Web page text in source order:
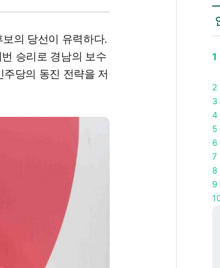
의 당선이 유력하다.
승리로 경남의 보수
당의 동진 전략을 저
1
2
3
4
5
6
7
8
9